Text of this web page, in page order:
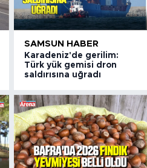
SAMSUN HABER
Karadeniz'de gerilim:
Türk yük gemisi dron
saldırısına uğradı